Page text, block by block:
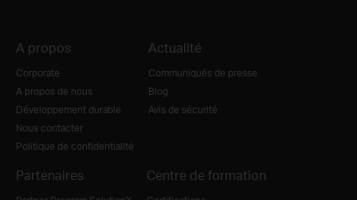
A propos
Corporate
A propos de nous
Développement durable
Nous contacter
Politique de confidentialité
Actualité
Communiqués de presse
Blog
Avis de sécurité
Partenaires Centre de formation